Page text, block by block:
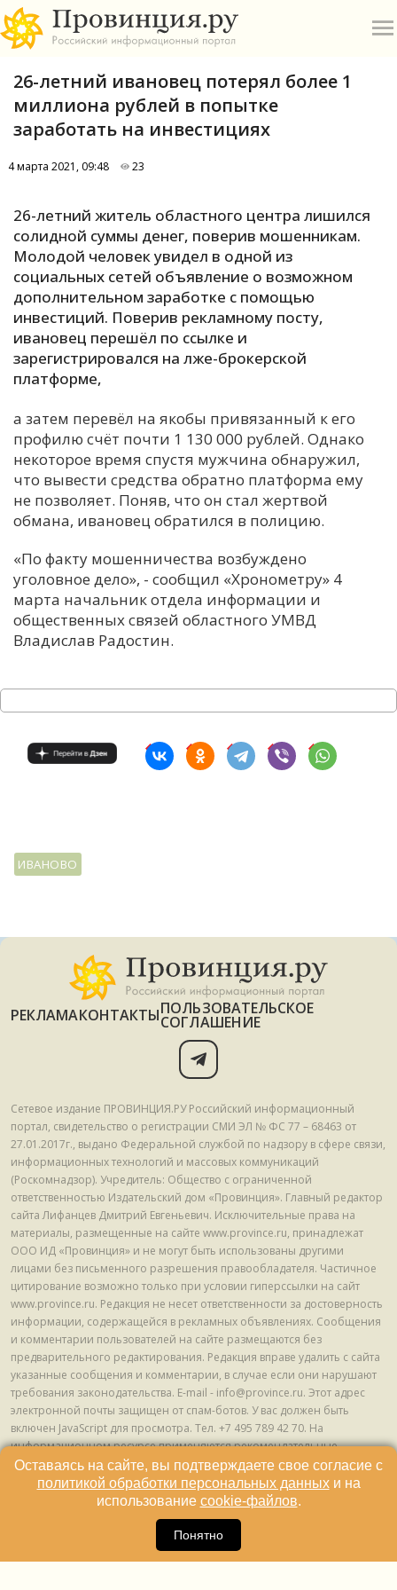
А
Б
В
Е
И
М
П
Р
С
Т
У
Ч
Я
26-летний ивановец потерял более 1
миллиона рублей в попытке
заработать на инвестициях
4 марта 2021, 09:48 23
26-летний житель областного центра лишился
солидной суммы денег, поверив мошенникам.
Молодой человек увидел в одной из
социальных сетей объявление о возможном
дополнительном заработке с помощью
инвестиций. Поверив рекламному посту,
ивановец перешёл по ссылке и
зарегистрировался на лже-брокерской
платформе,
а затем перевёл на якобы привязанный к его
профилю счёт почти 1 130 000 рублей. Однако
некоторое время спустя мужчина обнаружил,
что вывести средства обратно платформа ему
не позволяет. Поняв, что он стал жертвой
обмана, ивановец обратился в полицию.
«По факту мошенничества возбуждено
уголовное дело», - сообщил «Хронометру» 4
марта начальник отдела информации и
общественных связей областного УМВД
Владислав Радостин.
ИВАНОВО
РЕКЛАМАКОНТАКТЫПОЛЬЗОВАТЕЛЬСКОЕ
СОГЛАШЕНИЕ
Сетевое издание ПРОВИНЦИЯ.РУ Российский информационный
портал, свидетельство о регистрации СМИ ЭЛ № ФС 77 – 68463 от
27.01.2017г., выдано Федеральной службой по надзору в сфере связи,
информационных технологий и массовых коммуникаций
(Роскомнадзор). Учредитель: Общество с ограниченной
ответственностью Издательский дом «Провинция». Главный редактор
сайта Лифанцев Дмитрий Евгеньевич. Исключительные права на
материалы, размещенные на сайте www.province.ru, принадлежат
ООО ИД «Провинция» и не могут быть использованы другими
лицами без письменного разрешения правообладателя. Частичное
цитирование возможно только при условии гиперссылки на сайт
www.province.ru. Редакция не несет ответственности за достоверность
информации, содержащейся в рекламных объявлениях. Сообщения
и комментарии пользователей на сайте размещаются без
предварительного редактирования. Редакция вправе удалить с сайта
указанные сообщения и комментарии, в случае если они нарушают
требования законодательства. E-mail - info@province.ru. Этот адрес
электронной почты защищен от спам-ботов. У вас должен быть
включен JavaScript для просмотра. Tел. +7 495 789 42 70. На
информационном ресурсе применяются рекомендательные
технологии (информационные технологии предоставления
информации на основе сбора, систематизации и анализа сведений,
относящихся к предпочтениям пользователей сети "Интернет",
находящихся на территории Российской Федерации) © ООО ИД
Оставаясь на сайте, вы подтверждаете свое согласие с
политикой обработки персональных данныхи на
использование cookie-файлов.
Понятно